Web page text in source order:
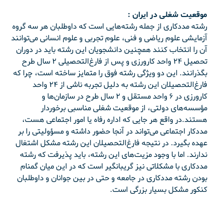
موقعیت‌ شغلی‌ در ایران :
رشته‌ مددکاری‌ از جمله رشته‌هایی‌ است‌ که‌ داوطلبان‌ هر سه‌ گروه‌
آزمایشی‌ علوم‌ ریاضی‌ و فنی‌، علوم‌ تجربی‌ و علوم‌ انسانی‌ می‌توانند
آن‌ را انتخاب‌ کنند همچنین‌ دانشجویان‌ این‌ رشته‌ باید در دوران‌
تحصیل‌ ۲۴ واحد کارورزی‌ و پس‌ از فارغ‌التحصیلی‌ ۲ سال‌ طرح‌
بگذرانند. این‌ دو ویژگی‌ رشته‌ فوق‌ را متمایز ساخته‌ است‌، چرا که‌
فارغ‌التحصیلان‌ این‌ رشته‌ به‌ دلیل‌ تجربه‌ ناشی‌ از ۲۴ واحد
کارورزی‌ در ۶ واحد مستقل‌ و ۲ سال‌ طرح‌ در سازمان‌ها و
مؤسسه‌های‌ دولتی‌، از موقعیت‌ شغلی‌ مناسبی‌ برخوردار
هستند.در واقع‌ هر جایی‌ که‌ اداره‌ رفاه‌ یا امور اجتماعی‌ هست‌،
مددکار اجتماعی‌ می‌تواند در آنجا حضور داشته‌ و مسؤولیتی‌ را بر
عهده‌ بگیرد. در نتیجه‌ فارغ‌التحصیلان‌ این‌ رشته‌ مشکل‌ اشتغال‌
ندارند. اما با وجود مزیت‌های‌ این‌ رشته،‌ باید پذیرفت‌ که‌ رشته‌
مددکاری‌ با مشکلاتی‌ نیز گریبانگیر است‌ که‌ در این‌ میان‌ گمنام‌
بودن‌ رشته‌ مددکاری‌ در جامعه‌ و حتی‌ در بین‌ جوانان‌ و داوطلبان‌
کنکور مشکل‌ بسیار بزرگی‌ است‌.